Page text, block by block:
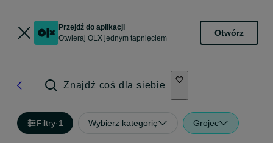
Przejdź do aplikacji
Otwieraj OLX jednym tapnięciem
Otwórz
Znajdź coś dla siebie
Filtry·1 Wybierz kategorię Grojec